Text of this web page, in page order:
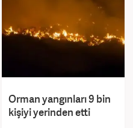
Orman yangınları 9 bin
kişiyi yerinden etti